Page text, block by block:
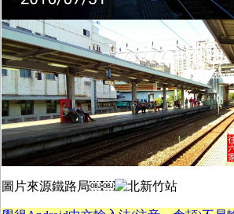
圖片來源鐵路局￼￼